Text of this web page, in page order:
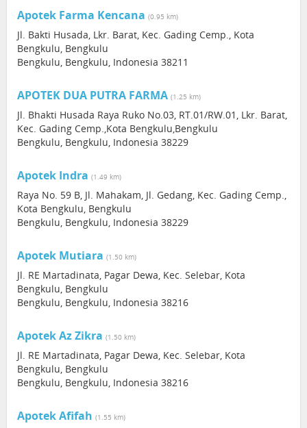
Apotek Farma Kencana (0.95 km)
Jl. Bakti Husada, Lkr. Barat, Kec. Gading Cemp., Kota
Bengkulu, Bengkulu
Bengkulu, Bengkulu, Indonesia 38211
APOTEK DUA PUTRA FARMA (1.25 km)
Jl. Bhakti Husada Raya Ruko No.03, RT.01/RW.01, Lkr. Barat,
Kec. Gading Cemp.,Kota Bengkulu,Bengkulu
Bengkulu, Bengkulu, Indonesia 38229
Apotek Indra (1.49 km)
Raya No. 59 B, Jl. Mahakam, Jl. Gedang, Kec. Gading Cemp.,
Kota Bengkulu, Bengkulu
Bengkulu, Bengkulu, Indonesia 38229
Apotek Mutiara (1.50 km)
Jl. RE Martadinata, Pagar Dewa, Kec. Selebar, Kota
Bengkulu, Bengkulu
Bengkulu, Bengkulu, Indonesia 38216
Apotek Az Zikra (1.50 km)
Jl. RE Martadinata, Pagar Dewa, Kec. Selebar, Kota
Bengkulu, Bengkulu
Bengkulu, Bengkulu, Indonesia 38216
Apotek Afifah (1.55 km)